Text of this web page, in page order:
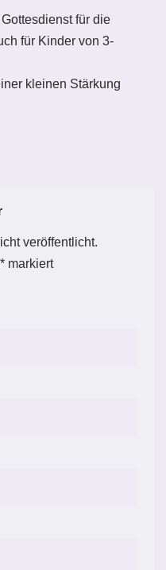
für die
für Kinder von 3-
kleinen Stärkung
veröffentlicht.
* markiert